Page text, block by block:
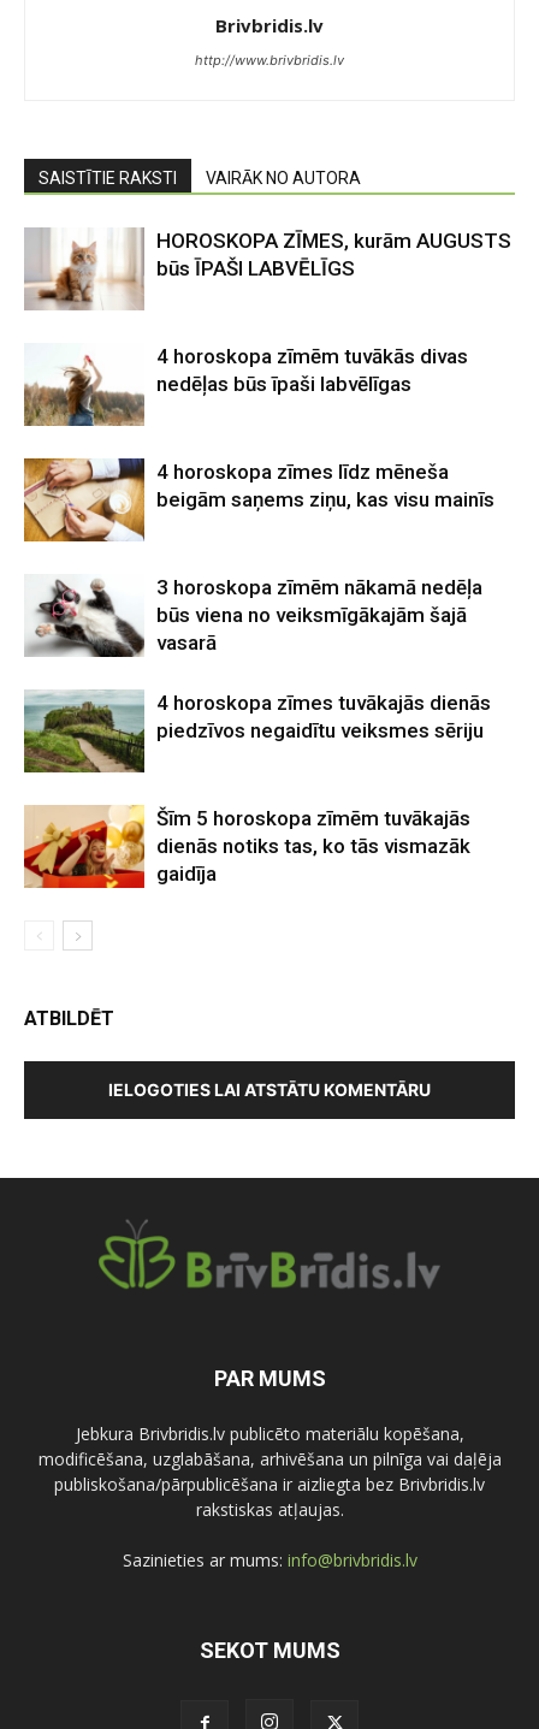
Brivbridis.lv
http://www.brivbridis.lv
SAISTĪTIE RAKSTI VAIRĀK NO AUTORA
HOROSKOPA ZĪMES, kurām AUGUSTS
būs ĪPAŠI LABVĒLĪGS
4 horoskopa zīmēm tuvākās divas
nedēļas būs īpaši labvēlīgas
4 horoskopa zīmes līdz mēneša
beigām saņems ziņu, kas visu mainīs
3 horoskopa zīmēm nākamā nedēļa
būs viena no veiksmīgākajām šajā
vasarā
4 horoskopa zīmes tuvākajās dienās
piedzīvos negaidītu veiksmes sēriju
Šīm 5 horoskopa zīmēm tuvākajās
dienās notiks tas, ko tās vismazāk
gaidīja
ATBILDĒT
IELOGOTIES LAI ATSTĀTU KOMENTĀRU
PAR MUMS
Jebkura Brivbridis.lv publicēto materiālu kopēšana,
modificēšana, uzglabāšana, arhivēšana un pilnīga vai daļēja
publiskošana/pārpublicēšana ir aizliegta bez Brivbridis.lv
rakstiskas atļaujas.
Sazinieties ar mums: info@brivbridis.lv
SEKOT MUMS